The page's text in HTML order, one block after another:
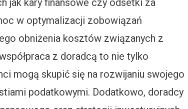
jak kary finansowe czy odsetki za
w optymalizacji zobowiązań
obniżenia kosztów związanych z
z doradcą to nie tylko
mogą skupić się na rozwijaniu swojego
podatkowymi. Dodatkowo, doradcy